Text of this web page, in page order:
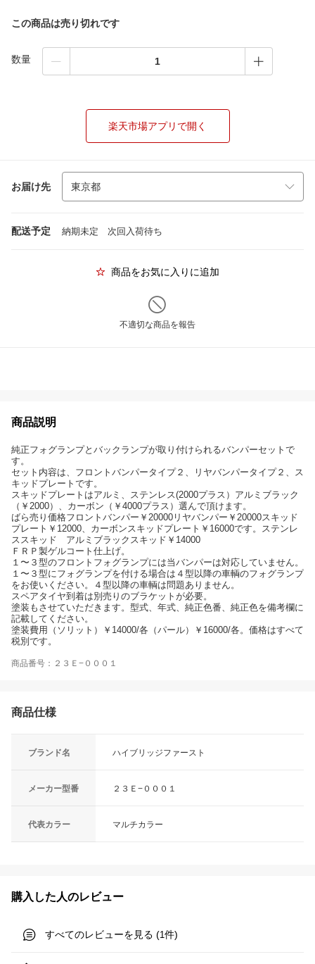
この商品は売り切れです
数量
楽天市場アプリで開く
お届け先
配送予定 納期未定 次回入荷待ち
商品をお気に入りに追加
不適切な商品を報告
商品説明
純正フォグランプとバックランプが取り付けられるバンパーセットで
す。
セット内容は、フロントバンパータイプ２、リヤバンパータイプ２、ス
キッドプレートです。
スキッドプレートはアルミ、ステンレス(2000プラス）アルミブラック
（￥2000）、カーボン（￥4000プラス）選んで頂けます。
ばら売り価格フロントバンパー￥20000リヤバンパー￥20000スキッド
プレート￥12000、カーボンスキッドプレート￥16000です。ステンレ
ススキッド アルミブラックスキッド￥14000
ＦＲＰ製ゲルコート仕上げ。
１〜３型のフロントフォグランプには当バンパーは対応していません。
１〜３型にフォグランプを付ける場合は４型以降の車輌のフォグランプ
をお使いください。４型以降の車輌は問題ありません。
スペアタイヤ到着は別売りのブラケットが必要。
塗装もさせていただきます。型式、年式、純正色番、純正色を備考欄に
記載してください。
塗装費用（ソリット）￥14000/各（パール）￥16000/各。価格はすべて
税別です。
商品番号：２３Ｅ−０００１
商品仕様
ブランド名 ハイブリッジファースト
メーカー型番 ２３Ｅ−０００１
代表カラー マルチカラー
購入した人のレビュー
すべてのレビューを見る (1件)